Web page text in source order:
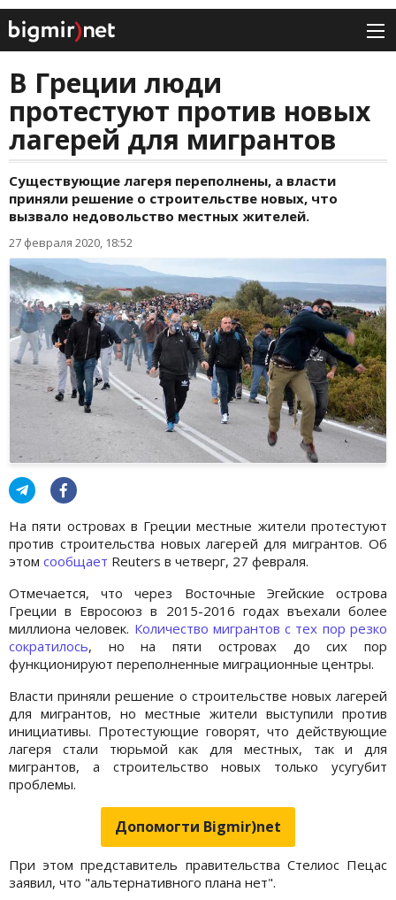
В Греции люди
протестуют против новых
лагерей для мигрантов
Существующие лагеря переполнены, а власти
приняли решение о строительстве новых, что
вызвало недовольство местных жителей.
27 февраля 2020, 18:52
На пяти островах в Греции местные жители протестуют
против строительства новых лагерей для мигрантов. Об
этом сообщает Reuters в четверг, 27 февраля.
Отмечается, что через Восточные Эгейские острова
Греции в Евросоюз в 2015-2016 годах въехали более
миллиона человек. Количество мигрантов с тех пор резко
сократилось, но на пяти островах до сих пор
функционируют переполненные миграционные центры.
Власти приняли решение о строительстве новых лагерей
для мигрантов, но местные жители выступили против
инициативы. Протестующие говорят, что действующие
лагеря стали тюрьмой как для местных, так и для
мигрантов, а строительство новых только усугубит
проблемы.
Допомогти Bigmir)net
При этом представитель правительства Стелиос Пецас
заявил, что "альтернативного плана нет".